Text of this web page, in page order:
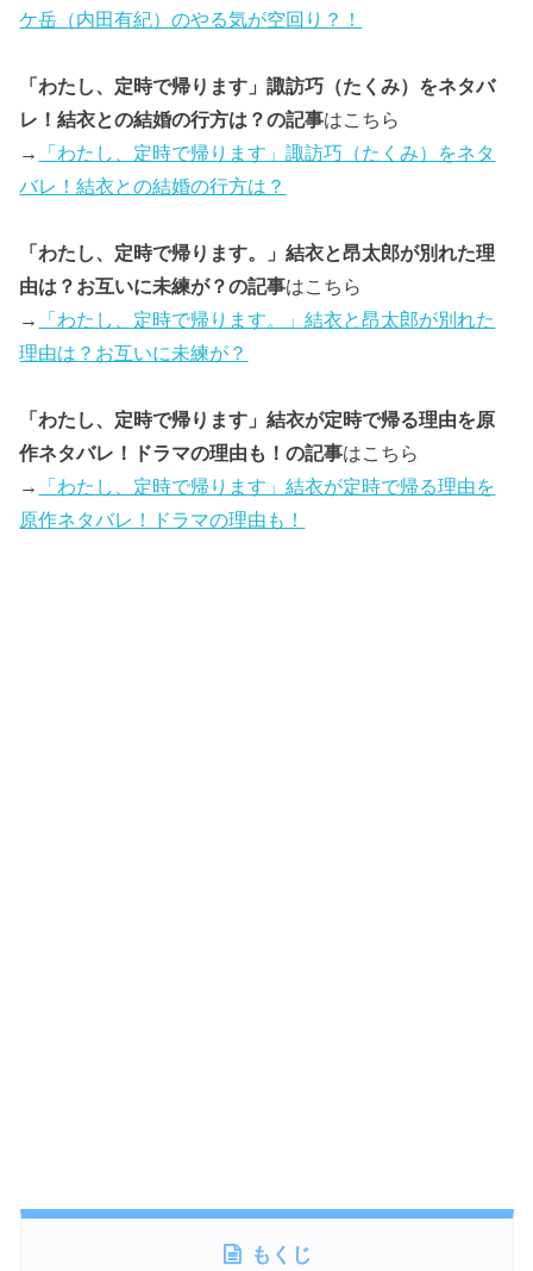
ケ岳（内田有紀）のやる気が空回り？！
「わたし、定時で帰ります」諏訪巧（たくみ）をネタバ
レ！結衣との結婚の行方は？の記事はこちら
→
「わたし、定時で帰ります」諏訪巧（たくみ）をネタ
バレ！結衣との結婚の行方は？
「わたし、定時で帰ります。」結衣と昂太郎が別れた理
由は？お互いに未練が？の記事はこちら
→
「わたし、定時で帰ります。」結衣と昂太郎が別れた
理由は？お互いに未練が？
「わたし、定時で帰ります」結衣が定時で帰る理由を原
作ネタバレ！ドラマの理由も！の記事はこちら
→
「わたし、定時で帰ります」結衣が定時で帰る理由を
原作ネタバレ！ドラマの理由も！
もくじ